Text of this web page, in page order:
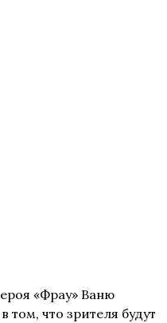
«Фрау» Ваню
том, что зрителя будут